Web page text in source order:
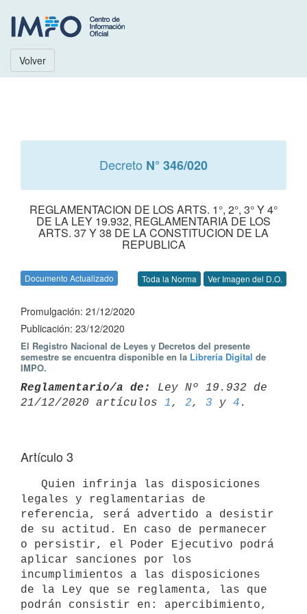
Volver
Decreto N° 346/020
REGLAMENTACION DE LOS ARTS. 1°, 2°, 3° Y 4°
DE LA LEY 19.932, REGLAMENTARIA DE LOS
ARTS. 37 Y 38 DE LA CONSTITUCION DE LA
REPUBLICA
Documento Actualizado Toda la Norma Ver Imagen del D.O.
Promulgación: 21/12/2020
Publicación: 23/12/2020
El Registro Nacional de Leyes y Decretos del presente
semestre se encuentra disponible en la Librería Digital de
IMPO.
Reglamentario/a de:
Ley Nº 19.932 de
21/12/2020 artículos 1 , 2, 3 y 4
Artículo 3
legales y reglamentarias de
referencia, será advertido a desistir
de su actitud. En caso de permanecer
o persistir, el Poder Ejecutivo podrá
aplicar sanciones por los
incumplimientos a las disposiciones
de la Ley que se reglamenta, las que
podrán consistir en: apercibimiento,